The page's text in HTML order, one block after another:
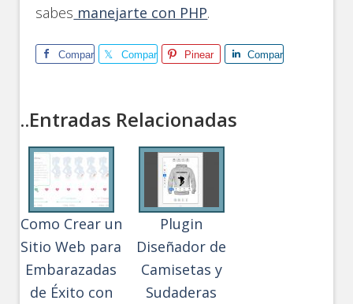
sabes manejarte con PHP.
Comparte Comparte Pinear Comparte
..Entradas Relacionadas
Como Crear un
Sitio Web para
Embarazadas
de Éxito con
Plugin
Diseñador de
Camisetas y
Sudaderas